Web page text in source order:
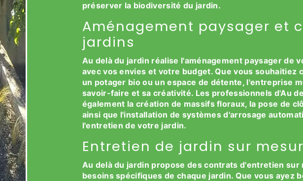
préserver la biodiversité du jardin.
Aménagement paysager et
jardins
Au delà du jardin réalise l'aménagement paysager de
avec vos envies et votre budget. Que vous souhaitiez
un potager bio ou un espace de détente, l'entreprise
savoir-faire et sa créativité. Les professionnels d'Au
également la création de massifs floraux, la pose de
ainsi que l'installation de systèmes d'arrosage
l'entretien de votre jardin.
Entretien de jardin sur
Au delà du jardin propose des contrats d'entretien sur
besoins spécifiques de chaque jardin. Que vous ayez